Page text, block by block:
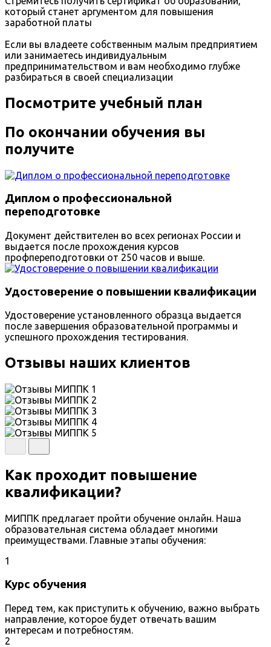
который станет аргументом для повышения
заработной платы
Если вы владеете собственным малым предприятием
или занимаетесь индивидуальным
предпринимательством и вам необходимо глубже
разбираться в своей специализации
Посмотрите учебный план
По окончании обучения вы
получите
Диплом о профессиональной
переподготовке
Документ действителен во всех регионах России и
выдается после прохождения курсов
профпереподготовки от 250 часов и выше.
Удостоверение о повышении квалификации
Удостоверение установленного образца выдается
после завершения образовательной программы и
успешного прохождения тестирования.
Отзывы наших клиентов
Как проходит повышение
квалификации?
МИППК предлагает пройти обучение онлайн. Наша
образовательная система обладает многими
преимуществами. Главные этапы обучения:
1
Курс обучения
Перед тем, как приступить к обучению, важно выбрать
направление, которое будет отвечать вашим
интересам и потребностям.
2